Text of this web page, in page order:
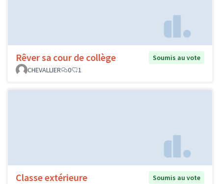
Rêver sa cour de collège
Soumis au vote
CHEVALLIER
0 1
Classe extérieure
Soumis au vote